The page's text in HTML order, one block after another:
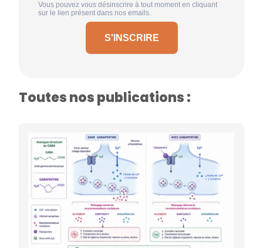
Vous pouvez vous désinscrire à tout moment en cliquant
sur le lien présent dans nos emails.
S'INSCRIRE
Toutes nos publications :